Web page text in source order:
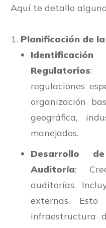
Aquí te detallo
Planificación de
Regulatorios:
regulaciones
organización
geográfica,
manejados.
Desarrollo
Auditoría:
auditorías.
externas.
infraestructura